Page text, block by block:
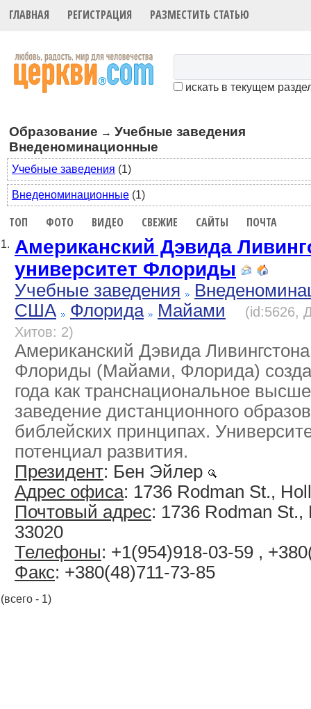
ГЛАВНАЯ РЕГИСТРАЦИЯ РАЗМЕСТИТЬ СТАТЬЮ
искать в текущем
Образование → Учебные заведения
Внеденоминационные
Учебные заведения (1)
Внеденоминационные (1)
ТОП ФОТО ВИДЕО СВЕЖИЕ САЙТЫ ПОЧТА
1. Американский Дэвида
университет Флориды
Учебные заведения
США
Флорида Майами
(id:5626,
Хитов: 2)
Американский Дэвида
Флориды (Майами, Флорида)
года как транснациональное
заведение дистанционного
библейских принципах.
потенциал развития.
Президент: Бен Эйлер
Адрес офиса: 1736 Rodman St.,
Почтовый адрес: 1736 Rodman St.,
33020
Телефоны: +1(954)918-03-59 ,
Факс: +380(48)711-73-85
(всего - 1)